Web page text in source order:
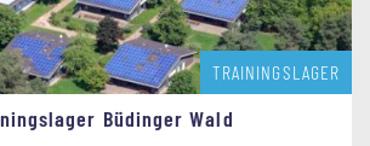
TRAININGSLAGER
Büdinger Wald